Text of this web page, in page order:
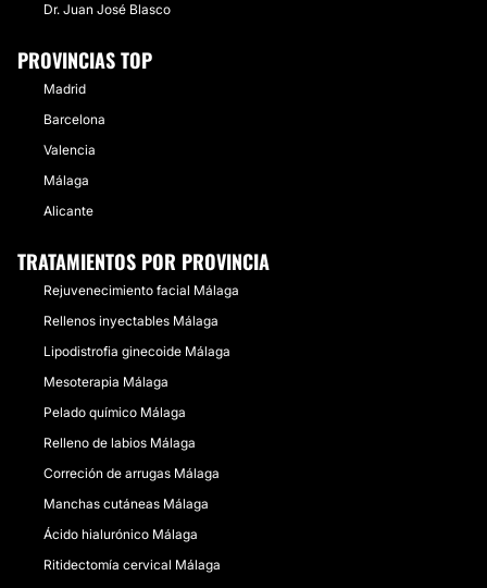
Dr. Juan José Blasco
PROVINCIAS TOP
Madrid
Barcelona
Valencia
Málaga
Alicante
TRATAMIENTOS POR PROVINCIA
Rejuvenecimiento facial Málaga
Rellenos inyectables Málaga
Lipodistrofia ginecoide Málaga
Mesoterapia Málaga
Pelado químico Málaga
Relleno de labios Málaga
Correción de arrugas Málaga
Manchas cutáneas Málaga
Ácido hialurónico Málaga
Ritidectomía cervical Málaga